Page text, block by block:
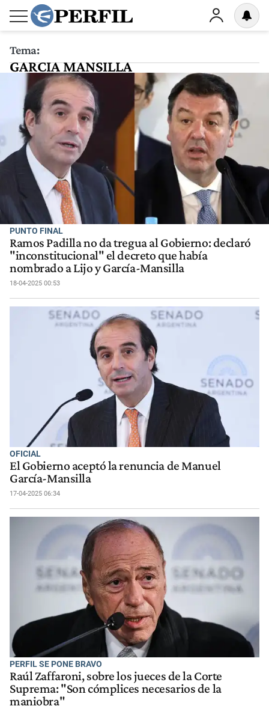
Tema:
GARCIA MANSILLA
PUNTO FINAL
Ramos Padilla no da tregua al Gobierno: declaró
"inconstitucional" el decreto que había
nombrado a Lijo y García-Mansilla
18-04-2025 00:53
OFICIAL
El Gobierno aceptó la renuncia de Manuel
García-Mansilla
17-04-2025 06:34
PERFIL SE PONE BRAVO
Raúl Zaffaroni, sobre los jueces de la Corte
Suprema: "Son cómplices necesarios de la
maniobra"